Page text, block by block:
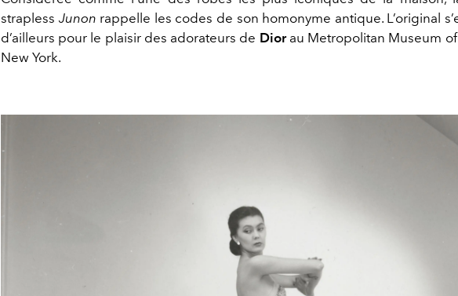
strapless Junon rappelle les codes de son homonyme antique. L’original
d’ailleurs pour le plaisir des adorateurs de Diorau Metropolitan Museum
New York.